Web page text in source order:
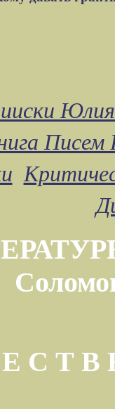
Писем
Е С Т